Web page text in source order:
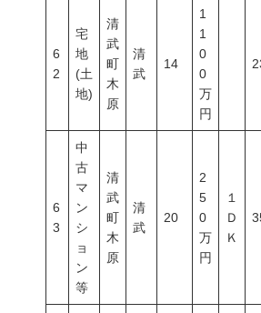
6
2
宅
地
(土
地)
清
武
町
木
原
清
武
14
1
1
0
0
万
円
6
3
中
古
マ
ン
シ
ョ
ン
等
清
武
町
木
原
清
武
20
2
5
0
万
円
１
Ｄ
Ｋ